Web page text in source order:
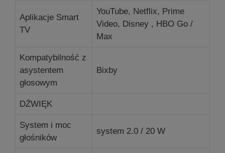
Aplikacje Smart
TV
YouTube, Netflix, Prime
Video, Disney , HBO Go /
Max
Kompatybilność z
asystentem
głosowym
Bixby
DŹWIĘK
System i moc
głośników
system 2.0 / 20 W